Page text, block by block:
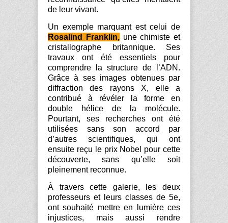
de leur vivant.
Un exemple marquant est celui de
Rosalind
Franklin,une chimiste et
cristallographe britannique. Ses
travaux ont été essentiels pour
comprendre la structure de l’ADN.
Grâce à ses images obtenues par
diffraction des rayons X, elle a
contribué à révéler la forme en
double hélice de la molécule.
Pourtant, ses recherches ont été
utilisées sans son accord par
d’autres scientifiques, qui ont
ensuite reçu le prix Nobel pour cette
découverte, sans qu’elle soit
pleinement reconnue.
À travers cette galerie, les deux
professeurs et leurs classes de 5e,
ont souhaité mettre en lumière ces
injustices, mais aussi rendre